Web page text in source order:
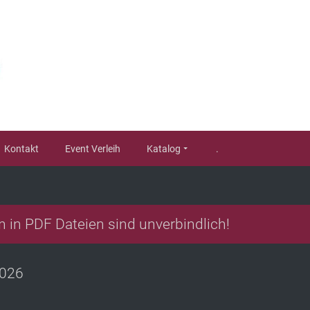
Kontakt Event Verleih Katalog .
PDF Dateien sind unverbindlich!